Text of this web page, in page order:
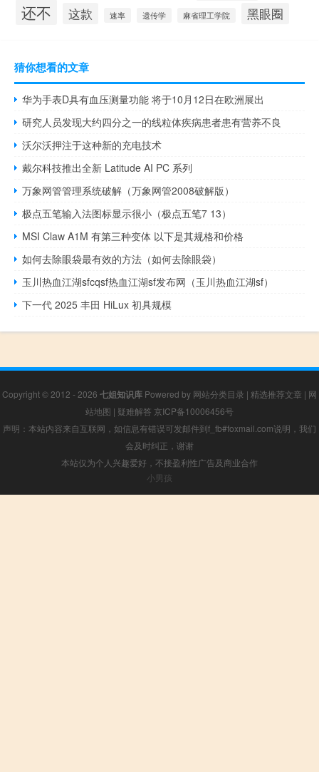
还不 这款 速率 遗传学 麻省理工学院 黑眼圈
猜你想看的文章
华为手表D具有血压测量功能 将于10月12日在欧洲展出
研究人员发现大约四分之一的线粒体疾病患者患有营养不良
沃尔沃押注于这种新的充电技术
戴尔科技推出全新 Latitude AI PC 系列
万象网管管理系统破解（万象网管2008破解版）
极点五笔输入法图标显示很小（极点五笔7 13）
MSI Claw A1M 有第三种变体 以下是其规格和价格
如何去除眼袋最有效的方法（如何去除眼袋）
玉川热血江湖sfcqsf热血江湖sf发布网（玉川热血江湖sf）
下一代 2025 丰田 HiLux 初具规模
Copyright © 2012 - 2026 七姐知识库 Powered by 网站分类目录 | 精选推荐文章 | 网
站地图 | 疑难解答 京ICP备10006456号
声明：本站内容来自互联网，如信息有错误可发邮件到f_fb#foxmail.com说明，我们
会及时纠正，谢谢
本站仅为个人兴趣爱好，不接盈利性广告及商业合作
小男孩